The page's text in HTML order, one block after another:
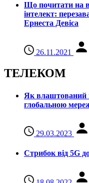
Що почитати на
інтелект:
Ернеста Девіса
26.11.2021
ТЕЛЕКОМ
Як влаштований
глобальною
29.03.2023
Стрибок від 5G